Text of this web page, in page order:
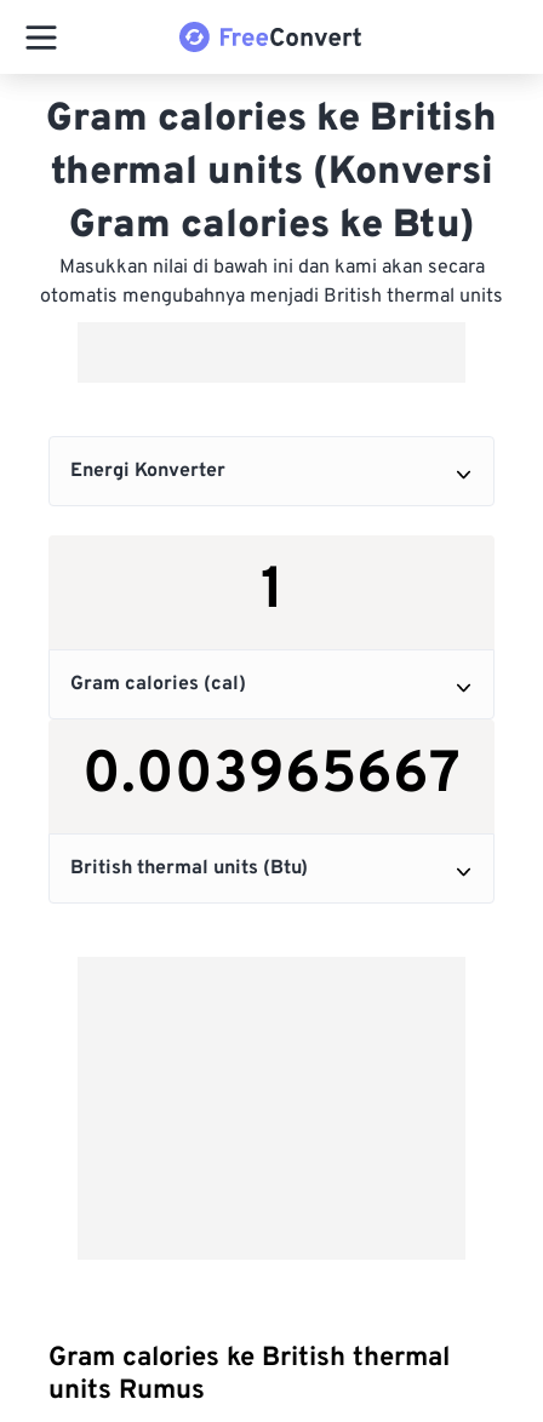
Gram calories ke British
thermal units (Konversi
Gram calories ke Btu)
Masukkan nilai di bawah ini dan kami akan secara
otomatis mengubahnya menjadi British thermal units
Gram calories ke British thermal
units Rumus